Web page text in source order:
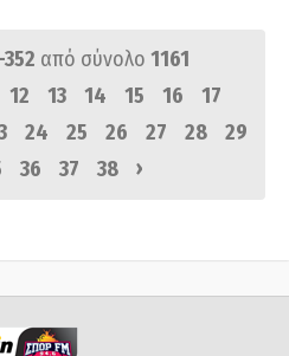
από σύνολο 1161
12 13 14 15 16
17
24 25 26 27 28
29
36 37 38 ›